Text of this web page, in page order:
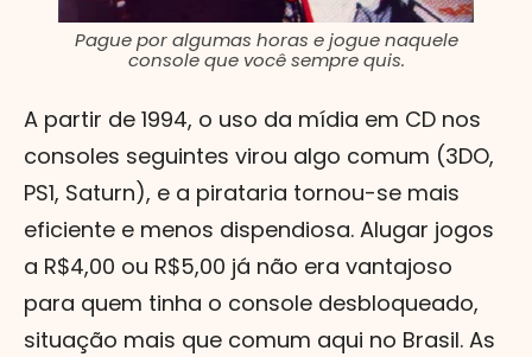
Pague por algumas horas e jogue naquele
console que você sempre quis.
A partir de 1994, o uso da mídia em CD nos
consoles seguintes virou algo comum (3DO,
PS1, Saturn), e a pirataria tornou-se mais
eficiente e menos dispendiosa. Alugar jogos
a R$4,00 ou R$5,00 já não era vantajoso
para quem tinha o console desbloqueado,
situação mais que comum aqui no Brasil. As